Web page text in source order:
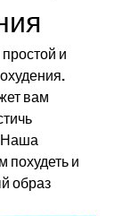
и
вам
Наша
похудеть и
образ